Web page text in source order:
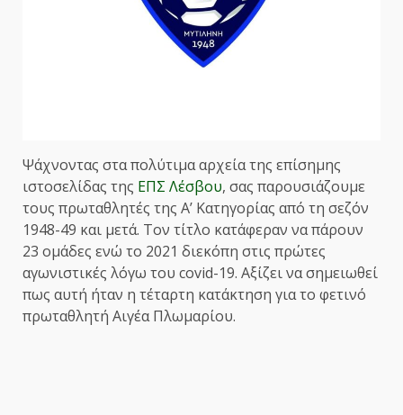
Ψάχνοντας στα πολύτιμα αρχεία της επίσημης
ιστοσελίδας της ΕΠΣ Λέσβου, σας παρουσιάζουμε
τους πρωταθλητές της Α’ Κατηγορίας από τη σεζόν
1948-49 και μετά. Τον τίτλο κατάφεραν να πάρουν
23 ομάδες ενώ το 2021 διεκόπη στις πρώτες
αγωνιστικές λόγω του covid-19. Αξίζει να σημειωθεί
πως αυτή ήταν η τέταρτη κατάκτηση για το φετινό
πρωταθλητή Αιγέα Πλωμαρίου.